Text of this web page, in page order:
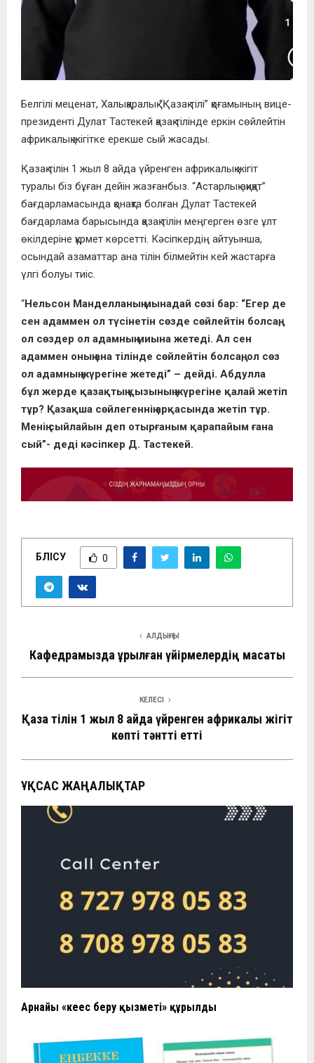
Белгілі меценат, Халықаралық “Қазақ тілі” қоғамының вице-
президенті Дулат Тастекей қазақ тілінде еркін сөйлейтін
африкалық жігітке ерекше сый жасады.
Қазақ тілін 1 жыл 8 айда үйренген африкалық жігіт
туралы біз бұған дейін жазғанбыз. “Астарлық ақиқат”
бағдарламасында қонақта болған Дулат Тастекей
бағдарлама барысында қазақ тілін меңгерген өзге ұлт
өкілдеріне құрмет көрсетті. Кәсіпкердің айтуынша,
осындай азаматтар ана тілін білмейтін кей жастарға
үлгі болуы тиіс.
“Нельсон Манделланың мынадай сөзі бар: “Егер де
сен адаммен ол түсінетін сөзде сөйлейтін болсаң,
ол сөздер ол адамның миына жетеді. Ал сен
адаммен оның ана тілінде сөйлейтін болсаң, ол сөз
ол адамның жүрегіне жетеді” – дейді. Абдулла
бұл жерде қазақтың қызының жүрегіне қалай жетіп
тұр? Қазақша сөйлегеннің арқасында жетіп тұр.
Менің сыйлайын деп отырғаным қарапайым ғана
сый”- деді кәсіпкер Д. Тастекей.
БӨЛІСУ 0
АЛДЫҢҒЫ
Кафедрамызда құрылған үйірмелердің мақсаты
КЕЛЕСІ
Қазақ тілін 1 жыл 8 айда үйренген африкалық жігіт
көпті тәнтті етті
ҰҚСАС ЖАҢАЛЫҚТАР
Арнайы «кеңес беру қызметі» құрылды